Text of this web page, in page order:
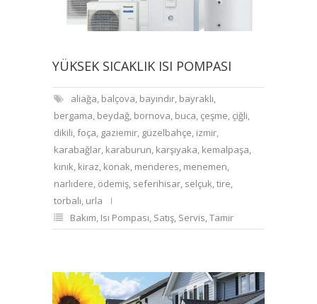
YÜKSEK SICAKLIK ISI POMPASI
aliağa, balçova, bayındır, bayraklı,
bergama, beydağ, bornova, buca, çeşme, çiğli,
dikili,foça, gaziemir, güzelbahçe, izmir,
karabağlar, karaburun, karşıyaka, kemalpaşa,
kınık, kiraz, konak, menderes, menemen,
narlıdere, ödemiş, seferihisar, selçuk,tire,
torbalı, urla
Bakım, Isı Pompası, Satış, Servis,Tamir